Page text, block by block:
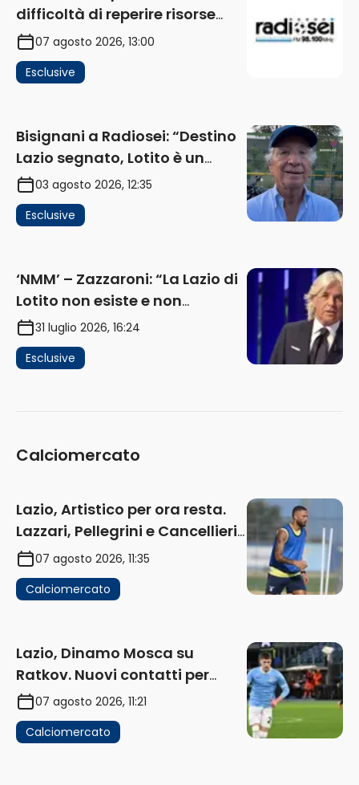
difficoltà di reperire risorse
impatta sul mercato. Senza
investimenti non arrivano i
ricavi” (AUDIO)
07 agosto 2026, 13:00
Esclusive
Bisignani a Radiosei: “Destino
Lazio segnato, Lotito è un
problema, la chiave sono
Flaminio e politica. La protesta
e gli interessi dei fondi”
03 agosto 2026, 12:35
Esclusive
‘NMM’ – Zazzaroni: “La Lazio di
Lotito non esiste e non
funziona più. E’ ora di lasciare,
ma lui non ascolta. Pignataro?
Ho verificato…” (AUDIO)
31 luglio 2026, 16:24
Esclusive
Calciomercato
Lazio, Artistico per ora resta.
Lazzari, Pellegrini e Cancellieri
in uscita
07 agosto 2026, 11:35
Calciomercato
Lazio, Dinamo Mosca su
Ratkov. Nuovi contatti per
Pinamonti
07 agosto 2026, 11:21
Calciomercato